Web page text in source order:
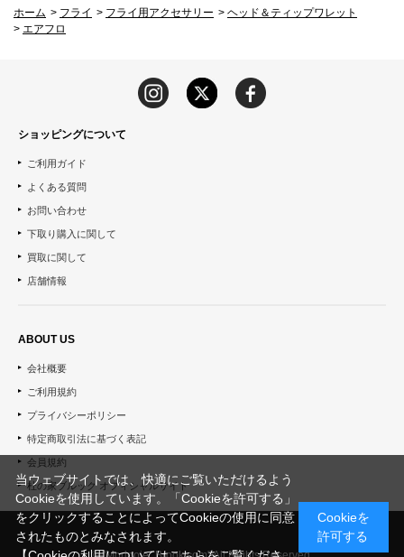
ホーム > フライ > フライ用アクセサリー > ヘッド＆ティップワレット
> エアフロ
ショッピングについて
ご利用ガイド
よくある質問
お問い合わせ
下取り購入に関して
買取に関して
店舗情報
ABOUT US
会社概要
ご利用規約
プライバシーポリシー
特定商取引法に基づく表記
会員規約
杜の家ブルック オフィシャルサイト
当ウェブサイトでは、快適にご覧いただけるよう
Cookieを使用しています。「Cookieを許可する」
をクリックすることによってCookieの使用に同意
されたものとみなされます。
Cookieを
許可する